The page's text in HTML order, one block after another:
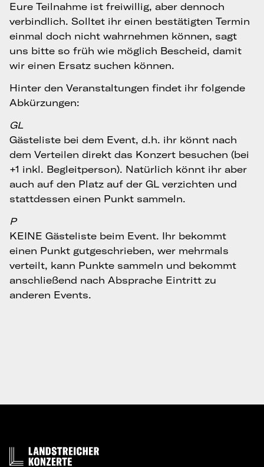
Eure Teilnahme ist freiwillig, aber dennoch
verbindlich. Solltet ihr einen bestätigten Termin
einmal doch nicht wahrnehmen können, sagt
uns bitte so früh wie möglich Bescheid, damit
wir einen Ersatz suchen können.
Hinter den Veranstaltungen findet ihr folgende
Abkürzungen:
GL
Gästeliste bei dem Event, d.h. ihr könnt nach
dem Verteilen direkt das Konzert besuchen (bei
+1 inkl. Begleitperson). Natürlich könnt ihr aber
auch auf den Platz auf der GL verzichten und
stattdessen einen Punkt sammeln.
P
KEINE Gästeliste beim Event. Ihr bekommt
einen Punkt gutgeschrieben, wer mehrmals
verteilt, kann Punkte sammeln und bekommt
anschließend nach Absprache Eintritt zu
anderen Events.